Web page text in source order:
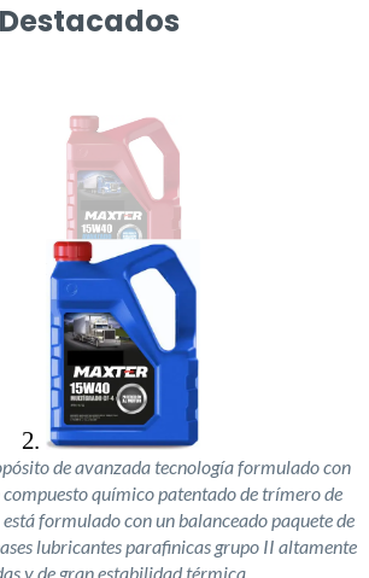
de avanzada tecnología formulado con
químico patentado de trímero de
formulado con un balanceado paquete de
lubricantes parafinicas grupo II altamente
y de gran estabilidad térmica.